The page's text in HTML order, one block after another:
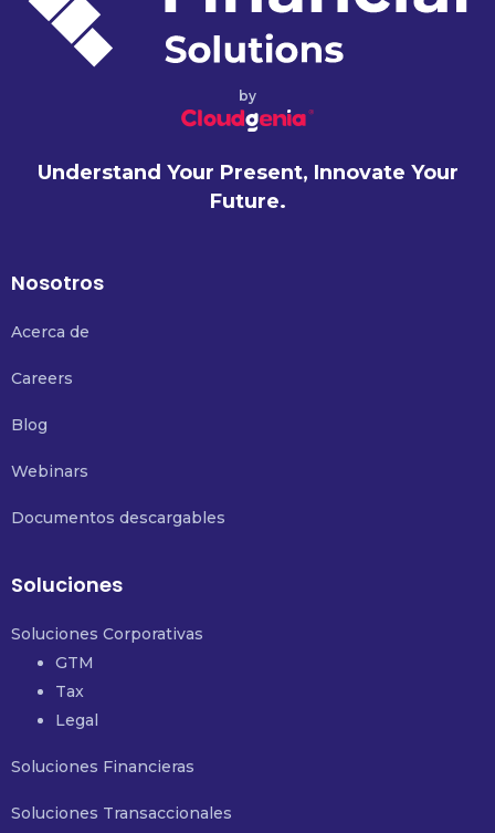
by
Understand Your Present, Innovate Your
Future.
Nosotros
Acerca de
Careers
Blog
Webinars
Documentos descargables
Soluciones
Soluciones Corporativas
GTM
Tax
Legal
Soluciones Financieras
Soluciones Transaccionales